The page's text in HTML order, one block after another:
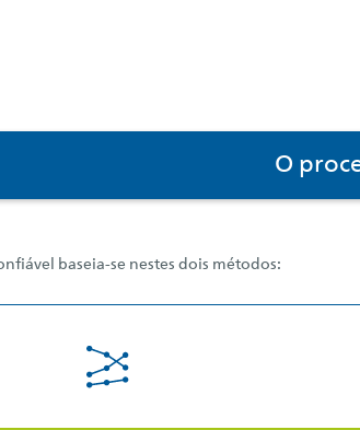
O
baseia-se nestes dois métodos: